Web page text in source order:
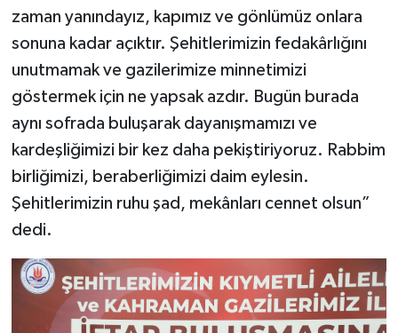
zaman yanındayız, kapımız ve gönlümüz onlara
sonuna kadar açıktır. Şehitlerimizin fedakârlığını
unutmamak ve gazilerimize minnetimizi
göstermek için ne yapsak azdır. Bugün burada
aynı sofrada buluşarak dayanışmamızı ve
kardeşliğimizi bir kez daha pekiştiriyoruz. Rabbim
birliğimizi, beraberliğimizi daim eylesin.
Şehitlerimizin ruhu şad, mekânları cennet olsun”
dedi.